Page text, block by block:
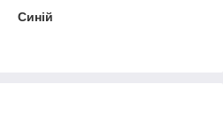
Синій